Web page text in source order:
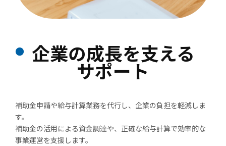
企業の成長を支える
サポート
補助金申請や給与計算業務を代行し、企業の負担を軽減しま
す。
補助金の活用による資金調達や、正確な給与計算で効率的な
事業運営を支援します。